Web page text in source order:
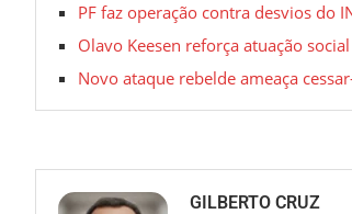
PF faz operação contra desvios do
Olavo Keesen reforça atuação
Novo ataque rebelde ameaça
GILBERTO CRUZ